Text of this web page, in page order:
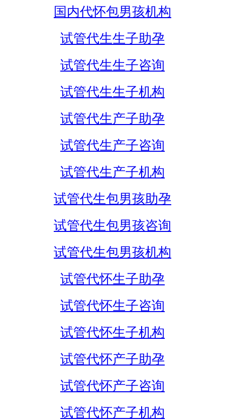
国内代怀包男孩机构
试管代生生子助孕
试管代生生子咨询
试管代生生子机构
试管代生产子助孕
试管代生产子咨询
试管代生产子机构
试管代生包男孩助孕
试管代生包男孩咨询
试管代生包男孩机构
试管代怀生子助孕
试管代怀生子咨询
试管代怀生子机构
试管代怀产子助孕
试管代怀产子咨询
试管代怀产子机构